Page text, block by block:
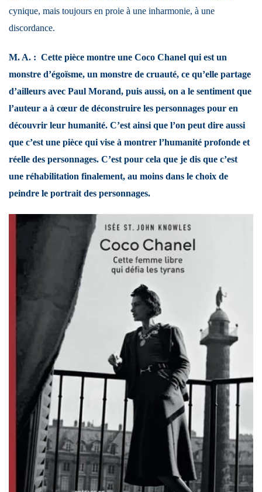
cynique, mais toujours en proie à une inharmonie, à une
discordance.
M. A. : Cette pièce montre une Coco Chanel qui est un
monstre d’égoïsme, un monstre de cruauté, ce qu’elle partage
d’ailleurs avec Paul Morand, puis aussi, on a le sentiment que
l’auteur a à cœur de déconstruire les personnages pour en
découvrir leur humanité. C’est ainsi que l’on peut dire aussi
que c’est une pièce qui vise à montrer l’humanité profonde et
réelle des personnages. C’est pour cela que je dis que c’est
une réhabilitation finalement, au moins dans le choix de
peindre le portrait des personnages.